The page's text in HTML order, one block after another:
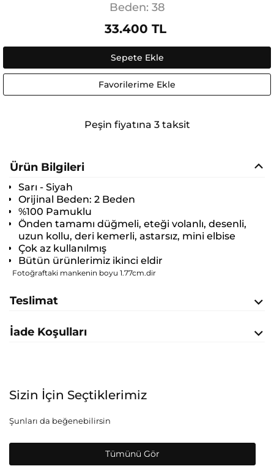
Beden: 38
33.400 TL
Sepete Ekle
Favorilerime Ekle
Peşin fiyatına 3 taksit
Ürün Bilgileri
Sarı - Siyah
Orijinal Beden: 2 Beden
%100 Pamuklu
Önden tamamı düğmeli, eteği volanlı, desenli,
uzun kollu, deri kemerli, astarsız, mini elbise
Çok az kullanılmış
Bütün ürünlerimiz ikinci eldir
Fotoğraftaki mankenin boyu 1.77cm.dir
Teslimat
İade Koşulları
Sizin İçin Seçtiklerimiz
Şunları da beğenebilirsin
Tümünü Gör